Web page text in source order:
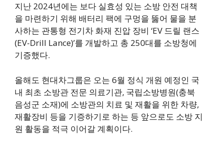
지난 2024년에는 보다 실효성 있는 소방 안전 대책
을 마련하기 위해 배터리 팩에 구멍을 뚫어 물을 분
사하는 관통형 전기차 화재 진압 장비 ‘EV 드릴 랜스
(EV-Drill Lance)’를 개발하고 총 250대를 소방청에
기증했다.
올해도 현대차그룹은 오는 6월 정식 개원 예정인 국
내 최초 소방관 전문 의료기관, 국립소방병원(충북
음성군 소재)에 소방관의 치료 및 재활을 위한 차량,
재활장비 등을 기증하기로 하는 등 앞으로도 소방 지
원 활동을 적극 이어갈 계획이다.